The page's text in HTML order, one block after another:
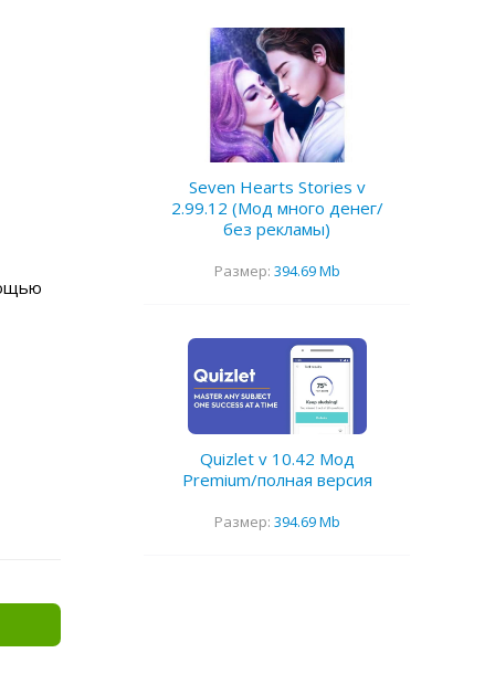
Seven Hearts Stories v
2.99.12 (Мод много денег/
без рекламы)
Размер: 394.69 Mb
Quizlet v 10.42 Мод
Premium/полная версия
Размер: 394.69 Mb